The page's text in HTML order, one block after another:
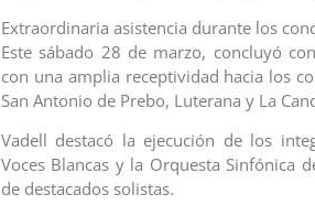
Extraordinaria asistencia durante los
Este sábado 28 de marzo, concluyó
con una amplia receptividad hacia los
San Antonio de Prebo, Luterana y La
Vadell destacó la ejecución de los
Voces Blancas y la Orquesta Sinfónica
de destacados solistas.